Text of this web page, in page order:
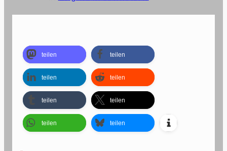
teilen teilen
teilen teilen
teilen teilen
teilen teilen